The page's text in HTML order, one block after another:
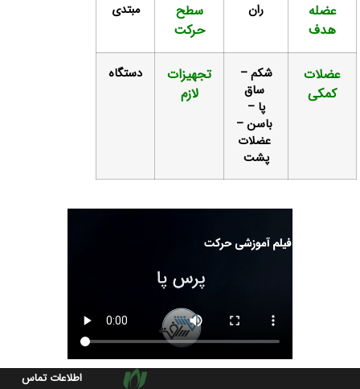
سطح
حرکت
مبتدی
شکم –
باسن –
عضلات
پشت
تجهیزات
دستگاه
اطلاعات تماس